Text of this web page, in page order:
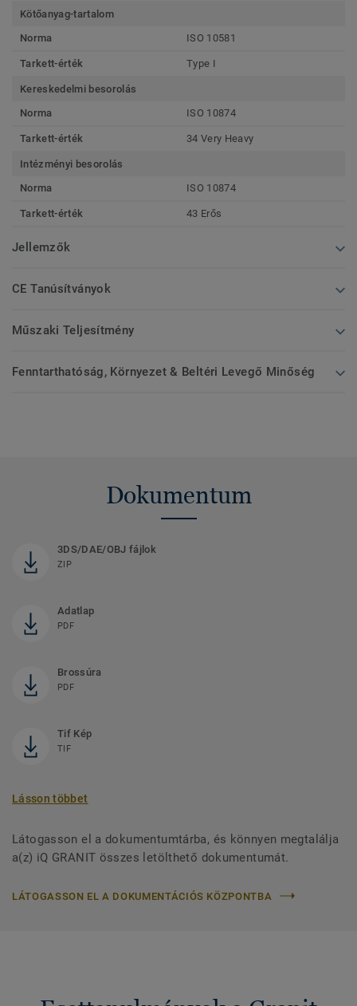
Kötőanyag-tartalom
Norma
ISO 10581
Tarkett-érték Type I
Kereskedelmi besorolás
Norma
ISO 10874
Tarkett-érték 34 Very Heavy
Intézményi besorolás
Norma
ISO 10874
Tarkett-érték 43 Erős
Jellemzők
CE Tanúsítványok
Műszaki Teljesítmény
Fenntarthatóság, Környezet & Beltéri Levegő Minőség
Dokumentum
3DS/DAE/OBJ fájlok
ZIP
Adatlap
PDF
Brossúra
PDF
Tif Kép
TIF
Lásson többet
Látogasson el a dokumentumtárba, és könnyen megtalálja
a(z) iQ GRANIT összes letölthető dokumentumát.
LÁTOGASSON EL A DOKUMENTÁCIÓS KÖZPONTBA